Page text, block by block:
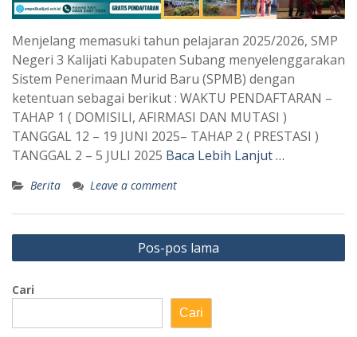
Menjelang memasuki tahun pelajaran 2025/2026, SMP
Negeri 3 Kalijati Kabupaten Subang menyelenggarakan
Sistem Penerimaan Murid Baru (SPMB) dengan
ketentuan sebagai berikut : WAKTU PENDAFTARAN –
TAHAP 1 ( DOMISILI, AFIRMASI DAN MUTASI )
TANGGAL 12 – 19 JUNI 2025– TAHAP 2 ( PRESTASI )
TANGGAL 2 – 5 JULI 2025 Baca Lebih Lanjut …
Berita Leave a comment
Navigasi
pos
Pos-pos lama
Cari
Cari